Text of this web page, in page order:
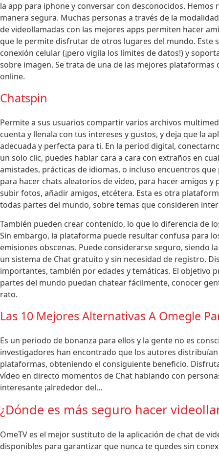
la app para iphone y conversar con desconocidos.
manera segura. Muchas personas a través de la
de videollamadas con las mejores apps permiten hacer
que le permite disfrutar de otros lugares del mundo.
conexión celular (¡pero vigila los límites de datos!) y
sobre imagen. Se trata de una de las mejores
online.
Chatspin
Permite a sus usuarios compartir varios archivos
cuenta y llenala con tus intereses y gustos, y deja que la
adecuada y perfecta para ti. En la period digital,
un solo clic, puedes hablar cara a cara con extraños en
amistades, prácticas de idiomas, o incluso encuentros
para hacer chats aleatorios de vídeo, para hacer amigos
subir fotos, añadir amigos, etcétera. Esta es otra
todas partes del mundo, sobre temas que consideren
También pueden crear contenido, lo que lo diferencia de
Sin embargo, la plataforma puede resultar confusa para
emisiones obscenas. Puede considerarse seguro, siendo
un sistema de Chat gratuito y sin necesidad de registro.
importantes, también por edades y temáticas. El objetivo
partes del mundo puedan chatear fácilmente, conocer
rato.
Las 10 Mejores Alternativas A Omegle
Es un periodo de bonanza para ellos y la gente no es
investigadores han encontrado que los autores
plataformas, obteniendo el consiguiente beneficio.
vídeo en directo momentos de Chat hablando con
interesante ¡alrededor del…
¿Dónde es más seguro hacer
OmeTV es el mejor sustituto de la aplicación de chat de
disponibles para garantizar que nunca te quedes sin